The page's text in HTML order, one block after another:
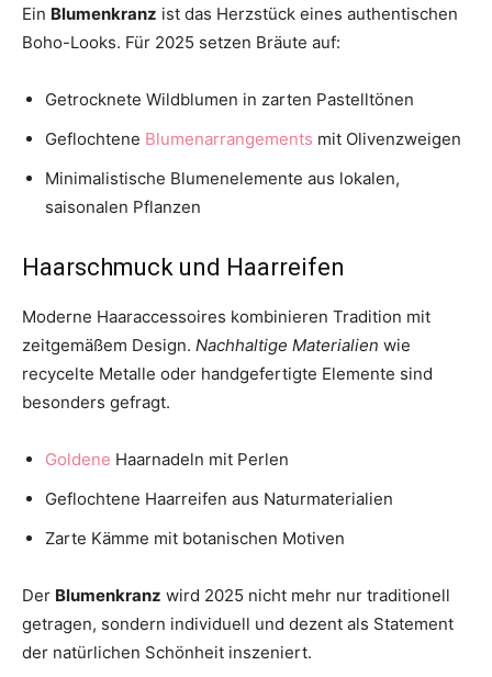
Ein Blumenkranz ist das Herzstück eines authentischen
Boho-Looks. Für 2025 setzen Bräute auf:
Getrocknete Wildblumen in zarten Pastelltönen
Geflochtene Blumenarrangements mit Olivenzweigen
Minimalistische Blumenelemente aus lokalen,
saisonalen Pflanzen
Haarschmuck und Haarreifen
Moderne Haaraccessoires kombinieren Tradition mit
zeitgemäßem Design. Nachhaltige Materialien wie
recycelte Metalle oder handgefertigte Elemente sind
besonders gefragt.
Goldene Haarnadeln mit Perlen
Geflochtene Haarreifen aus Naturmaterialien
Zarte Kämme mit botanischen Motiven
Der Blumenkranz wird 2025 nicht mehr nur traditionell
getragen, sondern individuell und dezent als Statement
der natürlichen Schönheit inszeniert.